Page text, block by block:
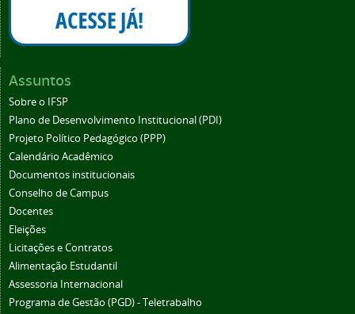
Assuntos
Sobre o IFSP
Plano de Desenvolvimento Institucional (PDI)
Projeto Político Pedagógico (PPP)
Calendário Acadêmico
Documentos institucionais
Conselho de Campus
Docentes
Eleições
Licitações e Contratos
Alimentação Estudantil
Assessoria Internacional
Programa de Gestão (PGD) - Teletrabalho